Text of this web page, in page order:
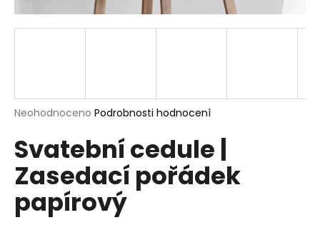
Průměrné
produktu
je
0,0
z
5
hvězdiček.
Neohodnoceno Podrobnosti hodnocení
Svatební cedule |
Zasedací pořádek
papírový
a
j
?
HLEDAT